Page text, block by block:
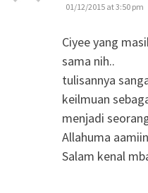
01/12/2015 at 3:50 pm
Ciyee yang
sama nih..
tulisannya
keilmuan
menjadi
Allahuma aamiin
Salam kenal